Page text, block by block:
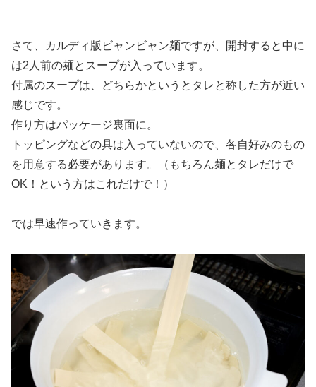
さて、カルディ版ビャンビャン麺ですが、開封すると中に
は2人前の麺とスープが入っています。
付属のスープは、どちらかというとタレと称した方が近い
感じです。
作り方はパッケージ裏面に。
トッピングなどの具は入っていないので、各自好みのもの
を用意する必要があります。（もちろん麺とタレだけで
OK！という方はこれだけで！）
では早速作っていきます。